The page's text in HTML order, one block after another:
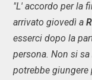
"L' accordo per la
arrivato giovedì a
esserci dopo la
persona. Non si
potrebbe giungere